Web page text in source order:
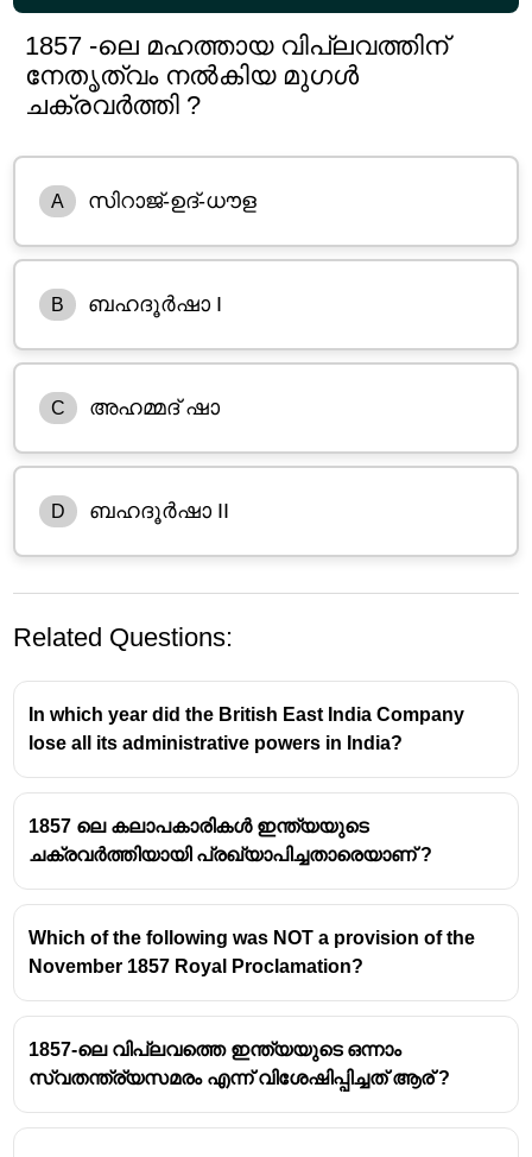
1857 -ലെ മഹത്തായ വിപ്ലവത്തിന്
നേതൃത്വം നൽകിയ മുഗൾ
ചക്രവർത്തി ?
A സിറാജ്-ഉദ്-ധൗള
B ബഹദൂർഷാ I
C അഹമ്മദ് ഷാ
D ബഹദൂർഷാ II
Related Questions:
In which year did the British East India Company
lose all its administrative powers in India?
1857 ലെ കലാപകാരികൾ ഇന്ത്യയുടെ
ചക്രവർത്തിയായി പ്രഖ്യാപിച്ചതാരെയാണ് ?
Which of the following was NOT a provision of the
November 1857 Royal Proclamation?
1857-ലെ വിപ്ലവത്തെ ഇന്ത്യയുടെ ഒന്നാം
സ്വതന്ത്ര്യസമരം എന്ന് വിശേഷിപ്പിച്ചത് ആര് ?